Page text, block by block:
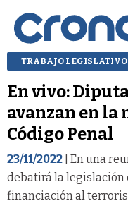
TRABAJO LEGISLATIVO
En vivo:
avanzan en
Código Penal
23/11/2022 | En una
debatirá la legislación
financiación al